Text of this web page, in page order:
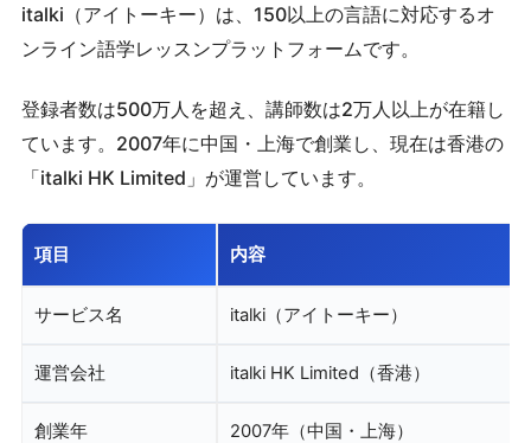
italki（アイトーキー）は、150以上の言語に対応するオ
ンライン語学レッスンプラットフォームです。
登録者数は500万人を超え、講師数は2万人以上が在籍し
ています。2007年に中国・上海で創業し、現在は香港の
「italki HK Limited」が運営しています。
項目 内容
サービス名 italki（アイトーキー）
運営会社 italki HK Limited（香港）
創業年 2007年（中国・上海）